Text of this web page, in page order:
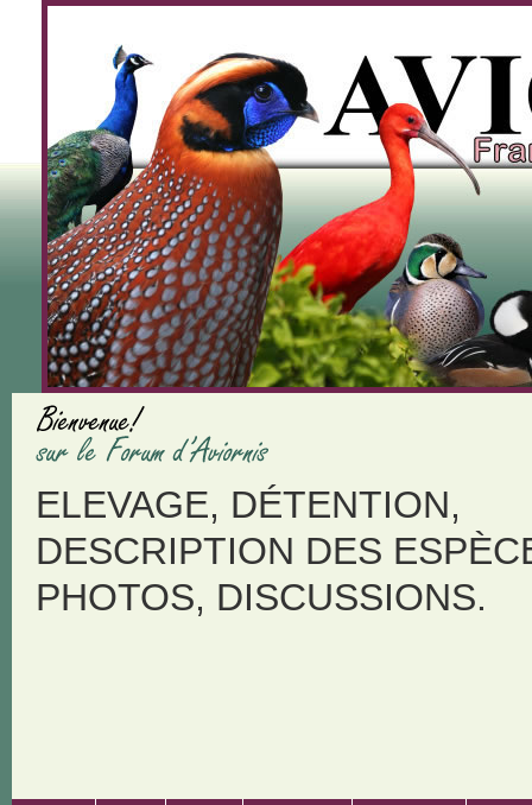
ELEVAGE, DÉTENTION,
DESCRIPTION DES
PHOTOS, DISCUSSIONS.